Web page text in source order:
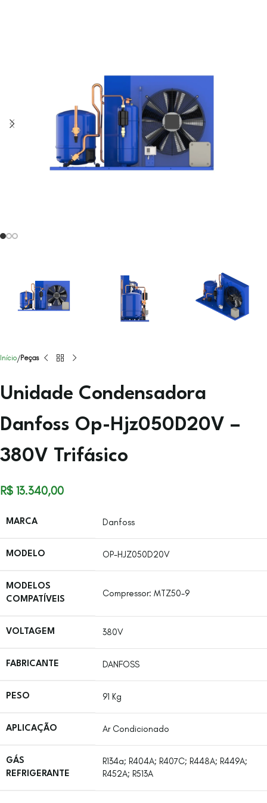
Início Peças
Unidade Condensadora
Danfoss Op-Hjz050D20V –
380V Trifásico
R$ 13.340,00
MARCA Danfoss
MODELO OP-HJZ050D20V
MODELOS
COMPATÍVEIS
Compressor: MTZ50-9
VOLTAGEM 380V
FABRICANTE DANFOSS
PESO 91 Kg
APLICAÇÃO Ar Condicionado
GÁS
REFRIGERANTE
R134a; R404A; R407C; R448A; R449A;
R452A; R513A